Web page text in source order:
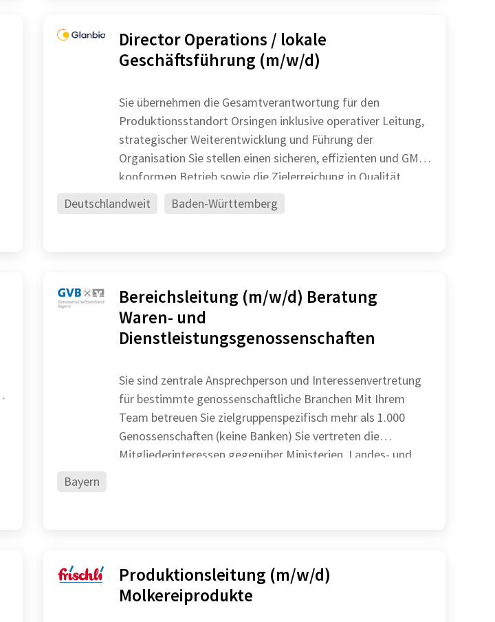
Director Operations / lokale
Geschäftsführung (m/w/d)
Sie übernehmen die Gesamtverantwortung für den
Produktionsstandort Orsingen inklusive operativer Leitung,
strategischer Weiterentwicklung und Führung der
Organisation Sie stellen einen sicheren, effizienten und GMP-
konformen Betrieb sowie die Zielerreichung in Qualität,
Kosten
Deutschlandweit Baden-Württemberg
Bereichsleitung (m/w/d) Beratung
Waren- und
Dienstleistungsgenossenschaften
Sie sind zentrale Ansprechperson und Interessenvertretung
für bestimmte genossenschaftliche Branchen Mit Ihrem
Team betreuen Sie zielgruppenspezifisch mehr als 1.000
Genossenschaften (keine Banken) Sie vertreten die
Mitgliederinteressen gegenüber Ministerien, Landes- und
Bayern
Produktionsleitung (m/w/d)
Molkereiprodukte